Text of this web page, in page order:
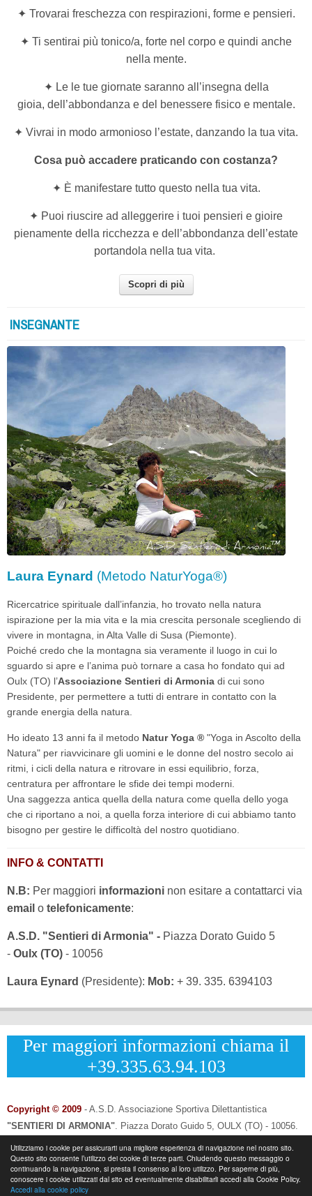
Utilizziamo i cookie per assicurarti una migliore esperienza di navigazione nel nostro sito.
Questo sito consente l’utilizzo dei cookie di terze parti. Chiudendo questo messaggio o
continuando la navigazione, si presta il consenso al loro utilizzo. Per saperne di più,
conoscere i cookie utilizzati dal sito ed eventualmente disabilitarli accedi alla Cookie Policy.
Accedi alla cookie policy
✦ Trovarai freschezza con respirazioni, forme e pensieri.
✦ Ti sentirai più tonico/a, forte nel corpo e quindi anche
nella mente.
✦ Le le tue giornate saranno all’insegna della
gioia, dell’abbondanza e del benessere fisico e mentale.
✦ Vivrai in modo armonioso l’estate, danzando la tua vita.
Cosa può accadere praticando con costanza?
✦ È manifestare tutto questo nella tua vita.
✦ Puoi riuscire ad alleggerire i tuoi pensieri e gioire
pienamente della ricchezza e dell’abbondanza dell’estate
portandola nella tua vita.
Scopri di più
INSEGNANTE
Laura Eynard (Metodo NaturYoga®)
Ricercatrice spirituale dall’infanzia, ho trovato nella natura
ispirazione per la mia vita e la mia crescita personale scegliendo di
vivere in montagna, in Alta Valle di Susa (Piemonte).
Poiché credo che la montagna sia veramente il luogo in cui lo
sguardo si apre e l’anima può tornare a casa ho fondato qui ad
Oulx (TO) l’Associazione Sentieri di Armonia di cui sono
Presidente, per permettere a tutti di entrare in contatto con la
grande energia della natura.
Ho ideato 13 anni fa il metodo Natur Yoga ® "Yoga in Ascolto della
Natura" per riavvicinare gli uomini e le donne del nostro secolo ai
ritmi, i cicli della natura e ritrovare in essi equilibrio, forza,
centratura per affrontare le sfide dei tempi moderni.
Una saggezza antica quella della natura come quella dello yoga
che ci riportano a noi, a quella forza interiore di cui abbiamo tanto
bisogno per gestire le difficoltà del nostro quotidiano.
INFO & CONTATTI
N.B: Per maggiori informazioni non esitare a contattarci via
email o telefonicamente:
A.S.D. "Sentieri di Armonia" - Piazza Dorato Guido 5
- Oulx (TO) - 10056
Laura Eynard (Presidente): Mob: + 39. 335. 6394103
Per maggiori informazioni chiama il
+39.335.63.94.103
Copyright © 2009 - A.S.D. Associazione Sportiva Dilettantistica
"SENTIERI DI ARMONIA"
Piazza Dorato Guido 5, OULX (TO) - 10056.
Info & Contatti:Laura Eynard: +39.335.6394103
-Email: info@sentieridiarmonia.com